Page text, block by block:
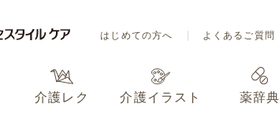
はじめての方へ よくあるご質問
介護レク 介護イラスト 薬辞